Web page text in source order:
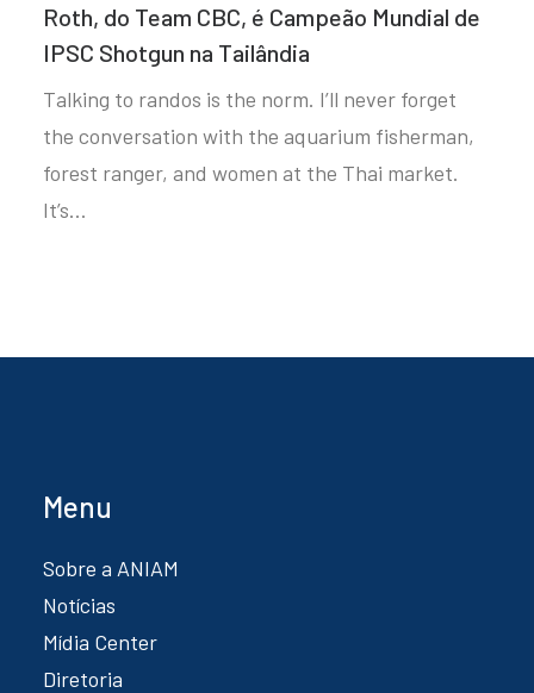
Roth, do Team CBC, é Campeão Mundial de
IPSC Shotgun na Tailândia
Talking to randos is the norm. I’ll never forget
the conversation with the aquarium fisherman,
forest ranger, and women at the Thai market.
It’s…
Menu
Sobre a ANIAM
Notícias
Mídia Center
Diretoria